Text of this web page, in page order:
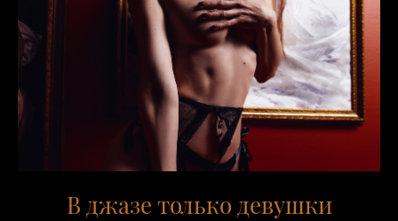
В джазе только девушки